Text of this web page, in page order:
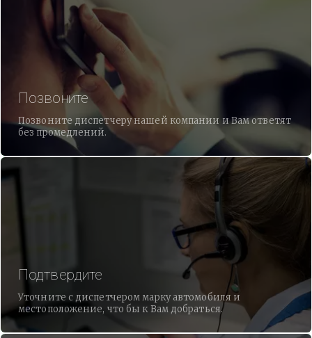
Позвоните
Позвоните диспетчеру нашей компании и Вам ответят
без промедлений.
Подтвердите
Уточните с диспетчером марку автомобиля и
местоположение, что бы к Вам добраться.